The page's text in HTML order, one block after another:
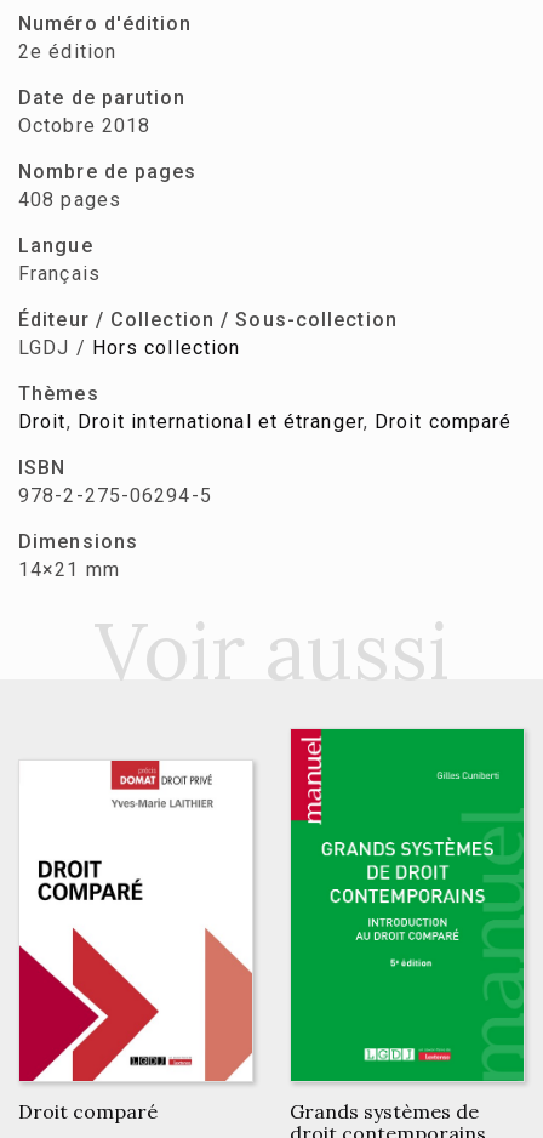
Numéro d'édition
2e édition
Date de parution
Octobre 2018
Nombre de pages
408 pages
Langue
Français
Éditeur / Collection / Sous-collection
LGDJ / Hors collection
Thèmes
Droit, Droit international et étranger, Droit comparé
ISBN
978-2-275-06294-5
Dimensions
14×21 mm
Voir aussi
Droit comparé
Grands systèmes de